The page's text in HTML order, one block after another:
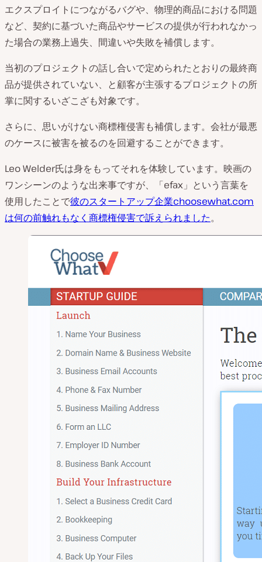
エクスプロイトにつながるバグや、物理的商品における問題
など、契約に基づいた商品やサービスの提供が行われなかっ
た場合の業務上過失、間違いや失敗を補償します。
当初のプロジェクトの話し合いで定められたとおりの最終商
品が提供されていない、と顧客が主張するプロジェクトの所
掌に関するいざこざも対象です。
さらに、思いがけない商標権侵害も補償します。会社が最悪
のケースに被害を被るのを回避することができます。
Leo Welder氏は身をもってそれを体験しています。映画の
ワンシーンのような出来事ですが、「efax」という言葉を
使用したことで彼のスタートアップ企業choosewhat.com
は何の前触れもなく商標権侵害で訴えられました。